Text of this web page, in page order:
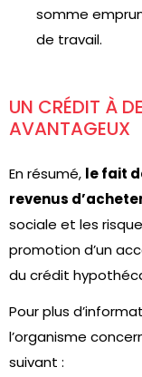
somme
de travail.
UN CRÉDIT À
AVANTAGEUX
En résumé, le fait
re­venus
sociale e­t les
promotion d’un
du crédit
Pour plus
l’organisme
suivant :